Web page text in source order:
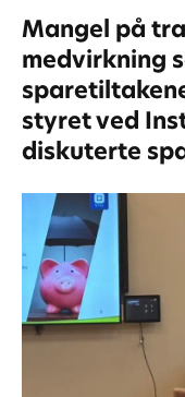
Mangel på
medvirkning
styret ved
diskuterte